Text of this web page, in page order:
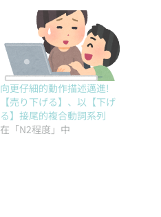
向更仔細的動作描述邁進!
【売り下げる】、以【下げ
る】接尾的複合動詞系列
在「N2程度」中